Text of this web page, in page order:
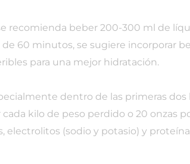
recomienda beber 200-300 ml de
60 minutos, se sugiere incorporar
para una mejor hidratación.
dentro de las primeras dos
kilo de peso perdido o 20 onzas
(sodio y potasio) y